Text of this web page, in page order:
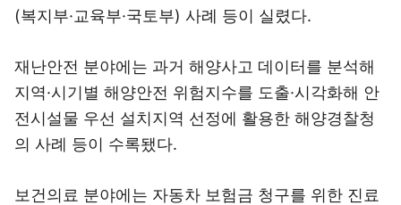
(복지부·교육부·국토부) 사례 등이 실렸다.
재난안전 분야에는 과거 해양사고 데이터를 분석해
지역·시기별 해양안전 위험지수를 도출·시각화해 안
전시설물 우선 설치지역 선정에 활용한 해양경찰청
의 사례 등이 수록됐다.
보건의료 분야에는 자동차 보험금 청구를 위한 진료